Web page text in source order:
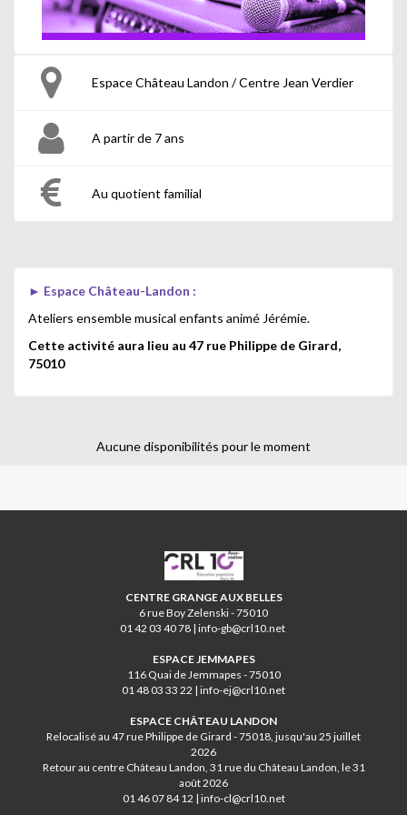
Espace Château Landon / Centre Jean Verdier
A partir de 7 ans
Au quotient familial
► Espace Château-Landon :
Ateliers ensemble musical enfants animé Jérémie.
Cette activité aura lieu au 47 rue Philippe de Girard,
75010
Aucune disponibilités pour le moment
CRL10
CENTRE GRANGE AUX BELLES
6 rue Boy Zelenski - 75010
01 42 03 40 78 | info-gb@crl10.net
ESPACE JEMMAPES
116 Quai de Jemmapes - 75010
01 48 03 33 22 | info-ej@crl10.net
ESPACE CHÂTEAU LANDON
Relocalisé au 47 rue Philippe de Girard - 75018, jusqu'au 25 juillet
2026
Retour au centre Château Landon, 31 rue du Château Landon, le 31
août 2026
01 46 07 84 12 | info-cl@crl10.net